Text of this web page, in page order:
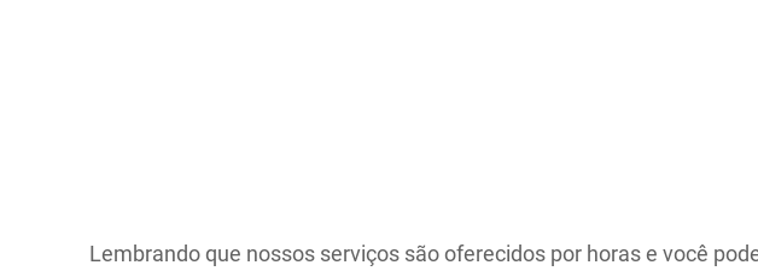
Lembrando que nossos serviços são oferecidos por horas e você